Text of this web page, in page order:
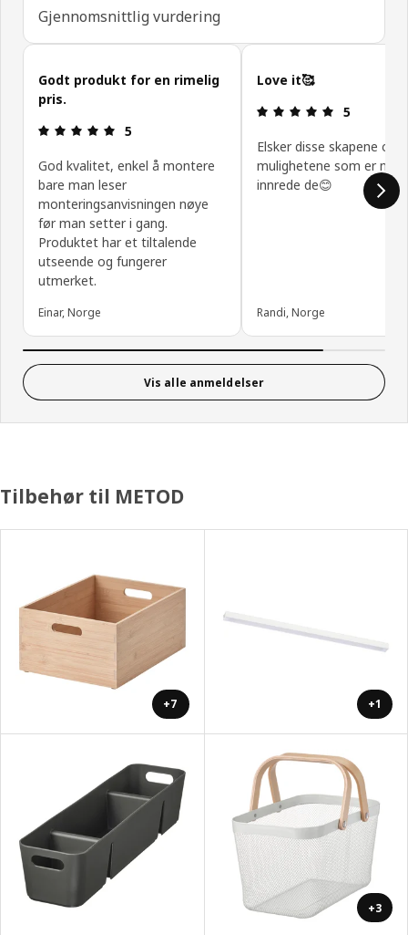
Gjennomsnittlig vurdering
Hopp over kundeanmeldelser
Godt produkt for en rimelig
pris.
Produktomtale: 5 ingen kundevurdering 5
5
God kvalitet, enkel å montere
bare man leser
monteringsanvisningen nøye
før man setter i gang.
Produktet har et tiltalende
utseende og fungerer
utmerket.
Einar, Norge
Love it🥰
5
Elsker disse skapene og
mulighetene som er
innrede de😊
Randi, Norge
Vis alle anmeldelser
Tilbehør til METOD
+7 +1
+3